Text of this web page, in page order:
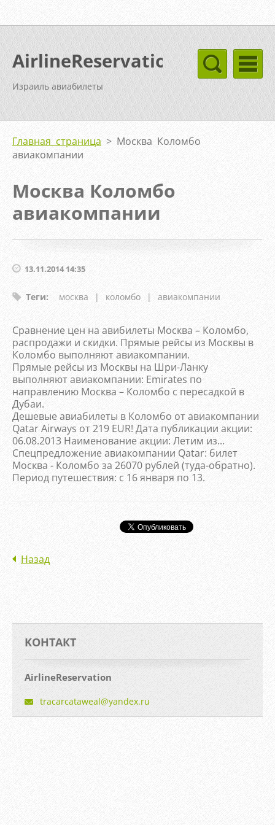
AirlineReservation
Израиль авиабилеты
Главная страница > Москва Коломбо
авиакомпании
Москва Коломбо
авиакомпании
13.11.2014 14:35
Теги: москва | коломбо | авиакомпании
Сравнение цен на авибилеты Москва – Коломбо,
распродажи и скидки. Прямые рейсы из Москвы в
Коломбо выполняют авиакомпании.
Прямые рейсы из Москвы на Шри-Ланку
выполняют авиакомпании: Emirates по
направлению Москва – Коломбо с пересадкой в
Дубаи.
Дешевые авиабилеты в Коломбо от авиакомпании
Qatar Airways от 219 EUR! Дата публикации акции:
06.08.2013 Наименование акции: Летим из...
Спецпредложение авиакомпании Qatar: билет
Москва - Коломбо за 26070 рублей (туда-обратно).
Период путешествия: с 16 января по 13.
Назад
KOНТАКТ
AirlineReservation
tracarcataweal@yandex.ru